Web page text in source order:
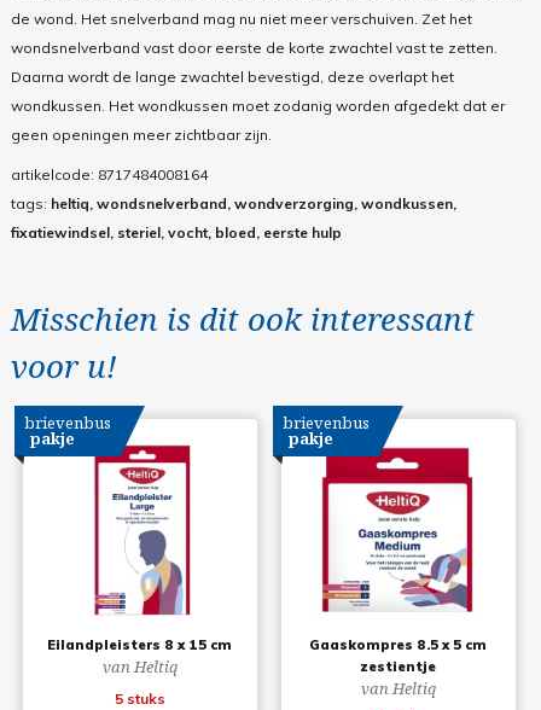
de wond. Het snelverband mag nu niet meer verschuiven. Zet het
wondsnelverband vast door eerste de korte zwachtel vast te zetten.
Daarna wordt de lange zwachtel bevestigd, deze overlapt het
wondkussen. Het wondkussen moet zodanig worden afgedekt dat er
geen openingen meer zichtbaar zijn.
artikelcode: 8717484008164
tags: heltiq, wondsnelverband, wondverzorging, wondkussen,
fixatiewindsel, steriel, vocht, bloed, eerste hulp
Misschien is dit ook interessant
voor u!
Eilandpleisters 8 x 15 cm
van Heltiq
5 stuks
brievenbus
pakje
Gaaskompres 8.5 x 5 cm
zestientje
van Heltiq
brievenbus
pakje